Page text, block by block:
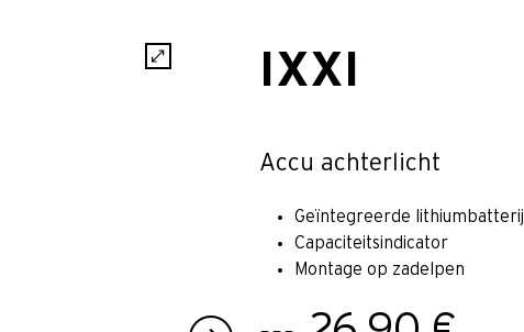
IXXI
Accu achterlicht
Geïntegreerde lithiumbatterij
Capaciteitsindicator
Montage op zadelpen